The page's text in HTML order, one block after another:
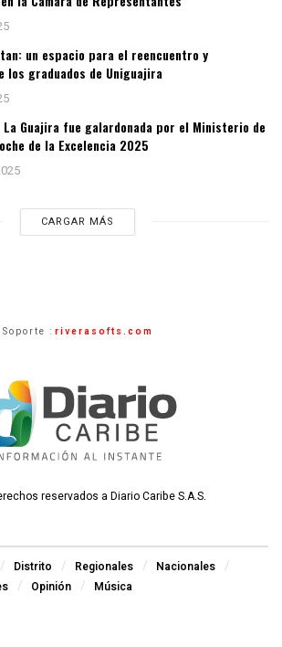
un espacio para el reencuentro y
los graduados de Uniguajira
La Guajira fue galardonada por el Ministerio de
de la Excelencia 2025
CARGAR MÁS
Soporte : riverasofts.com
reservados a Diario Caribe S.A.S.
Distrito Regionales
Nacionales
Opinión Música